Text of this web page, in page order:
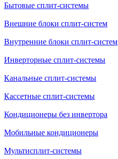
Бытовые сплит-системы
Внешние блоки сплит-систем
Внутренние блоки сплит-систем
Инверторные сплит-системы
Канальные сплит-системы
Кассетные сплит-системы
Кондиционеры без инвертора
Мобильные кондиционеры
Мультисплит-системы